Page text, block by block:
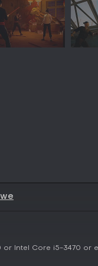
or Intel Core i5-3470 or